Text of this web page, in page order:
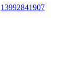
13992841907